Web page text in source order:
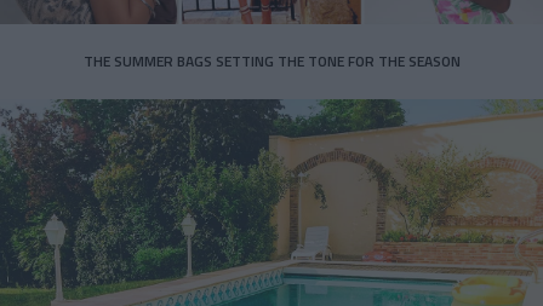
THE SUMMER BAGS SETTING THE TONE FOR THE SEASON